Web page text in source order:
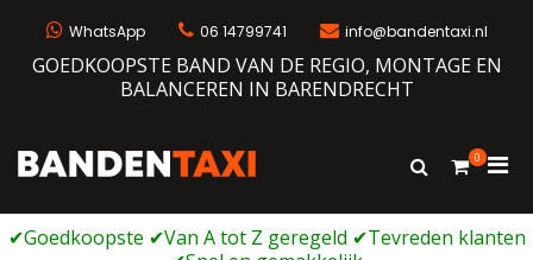
WhatsApp 06 14799741 info@bandentaxi.nl
GOEDKOOPSTE BAND VAN DE REGIO, MONTAGE EN
BALANCEREN IN BARENDRECHT
Bandengarage met eigen webshop
Toon
0
voor